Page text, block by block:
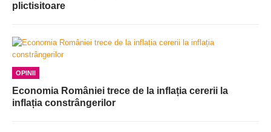
plictisitoare
OPINII
Economia României trece de la inflația cererii la
inflația constrângerilor